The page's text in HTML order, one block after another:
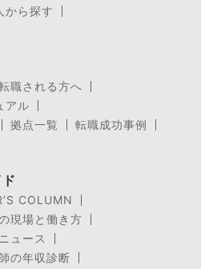
から探す
職される方へ
アル
拠点一覧
転職成功事例
COLUMN
現場と働き方
ュース
の年収診断